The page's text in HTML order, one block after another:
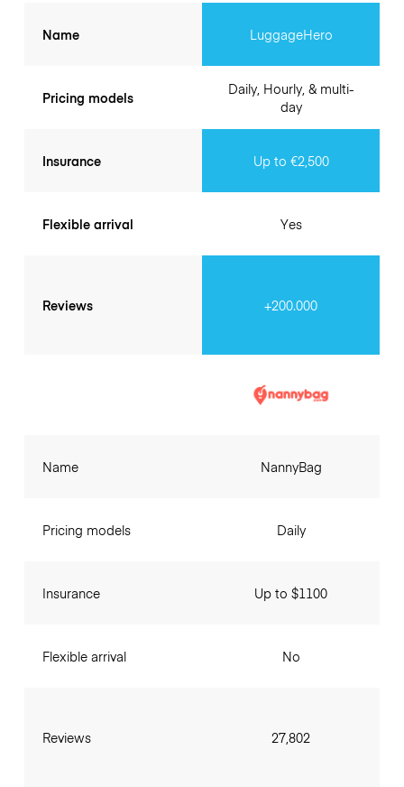
Name
Pricing models
Insurance
Flexible arrival
Reviews
LuggageHero
Daily, Hourly, & multi-
day
Up to €2,500
Yes
+200.000
Name
Pricing models
Insurance
Flexible arrival
Reviews
NannyBag
Daily
Up to $1100
No
27,802